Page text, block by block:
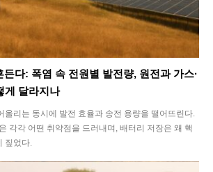
다: 폭염 속 전원별 발전량, 원전과 가스·
게 달라지나
올리는 동시에 발전 효율과 송전 용량을 떨어뜨린다.
각각 어떤 취약점을 드러내며, 배터리 저장은 왜 핵
짚었다.